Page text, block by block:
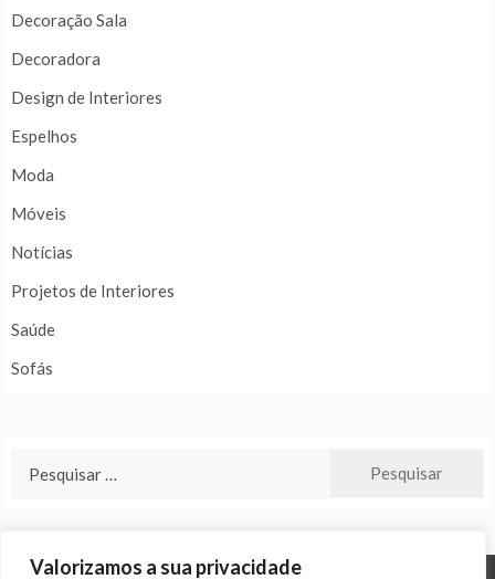
Valorizamos a sua privacidade
Decoração Sala
Decoradora
Design de Interiores
Espelhos
Moda
Móveis
Notícias
Projetos de Interiores
Saúde
Sofás